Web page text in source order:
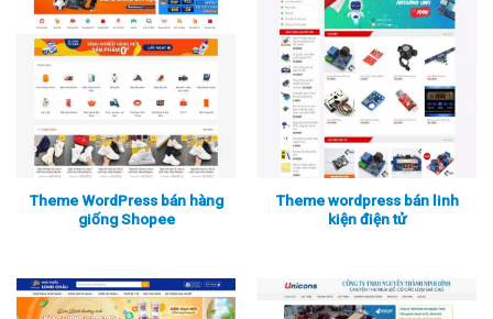
Xem thực tế Xem chi tiết
Theme WordPress bán hàng
giống Shopee
Xem thực tế Xem chi tiết
Theme wordpress bán linh
kiện điện tử